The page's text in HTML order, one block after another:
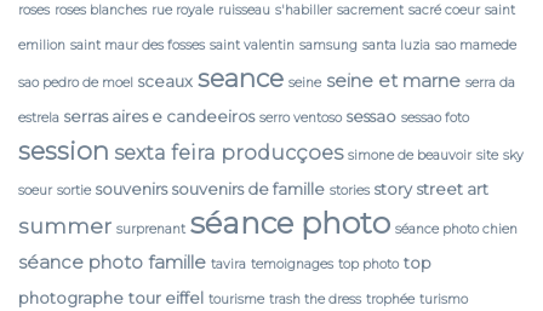
roses roses blanches rue royale ruisseau s'habiller sacrement sacré coeur saint
emilion saint maur des fosses saint valentin samsung santa luzia sao mamede
sao pedro de moel sceaux seance seine seine et marne serra da
estrela serras aires e candeeiros serro ventoso sessao sessao foto
session sexta feira producçoes simone de beauvoir site sky
soeur sortie souvenirs souvenirs de famille stories story street art
summer surprenant séance photo séance photo chien
séance photo famille tavira temoignages top photo top
photographe tour eiffel tourisme trash the dress trophée turismo